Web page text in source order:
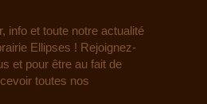
info et toute notre actualité
Ellipses ! Rejoignez-
et pour être au fait de
toutes nos